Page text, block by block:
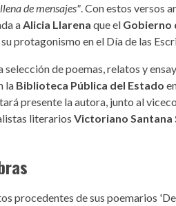
de mensajes" . Con estos versos
a Alicia Llarena que el Gobierno
su protagonismo en el Día de las
selección de poemas, relatos y
la Biblioteca Pública del Estado
presente la autora, junto al
literarios Victoriano Santana
procedentes de sus poemarios